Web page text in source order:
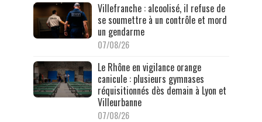
Villefranche : alcoolisé, il refuse de
se soumettre à un contrôle et mord
un gendarme
07/08/26
Le Rhône en vigilance orange
canicule : plusieurs gymnases
réquisitionnés dès demain à Lyon et
Villeurbanne
07/08/26